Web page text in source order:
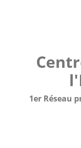
1er Réseau